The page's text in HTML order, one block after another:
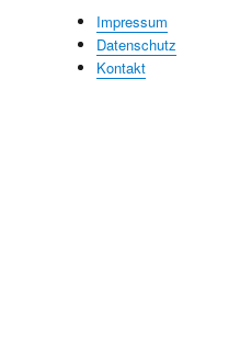
Impressum
Datenschutz
Kontakt